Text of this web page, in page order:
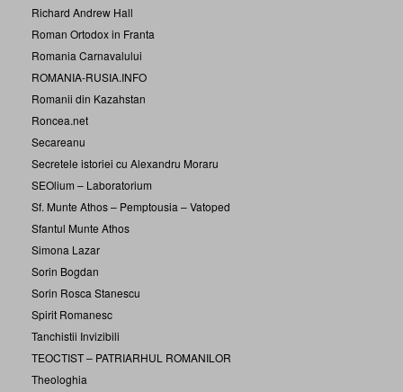
Richard Andrew Hall
Roman Ortodox in Franta
Romania Carnavalului
ROMANIA-RUSIA.INFO
Romanii din Kazahstan
Roncea.net
Secareanu
Secretele istoriei cu Alexandru Moraru
SEOlium – Laboratorium
Sf. Munte Athos – Pemptousia – Vatoped
Sfantul Munte Athos
Simona Lazar
Sorin Bogdan
Sorin Rosca Stanescu
Spirit Romanesc
Tanchistii Invizibili
TEOCTIST – PATRIARHUL ROMANILOR
Theologhia